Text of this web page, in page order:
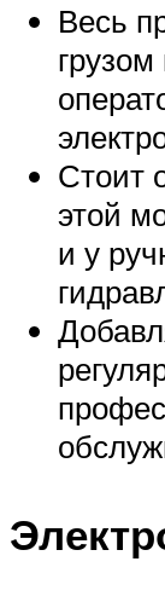
Весь
Стоит
этой
и у